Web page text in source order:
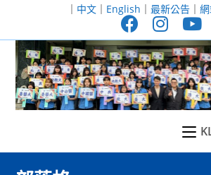
至
｜ 中文｜ English ｜ 最新公告｜